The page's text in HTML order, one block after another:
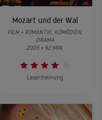
Mozart und der Wal
FILM • ROMANTIK, KOMÖDIEN,
DRAMA
2005 • 92 MIN.
Lesermeinung